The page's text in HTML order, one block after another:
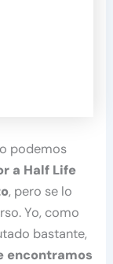
podemos
a Half Life
, pero se lo
Yo, como
bastante,
encontramos